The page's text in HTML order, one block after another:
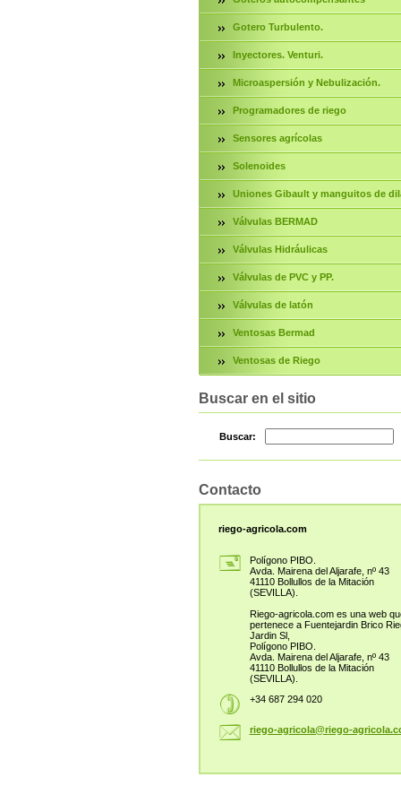
Gotero Turbulento.
Inyectores. Venturi.
Microaspersión y Nebulización.
Programadores de riego
Sensores agrícolas
Solenoides
Uniones Gibault y manguitos de
Válvulas BERMAD
Válvulas Hidráulicas
Válvulas de PVC y PP.
Válvulas de latón
Ventosas Bermad
Ventosas de Riego
Buscar en el sitio
Buscar:
Contacto
riego-agricola.com
Polígono PIBO.
Avda. Mairena del Aljarafe, nº 43
41110 Bollullos de la Mitación
(SEVILLA).
Riego-agricola.com es una web
pertenece a Fuentejardin Brico
Jardin Sl,
Polígono PIBO.
Avda. Mairena del Aljarafe, nº 43
41110 Bollullos de la Mitación
(SEVILLA).
+34 687 294 020
riego-agricola@riego-agr